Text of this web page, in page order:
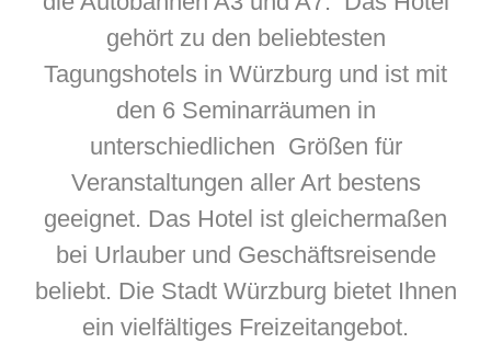
gehört zu den beliebtesten
Tagungshotels in Würzburg und ist mit
den 6 Seminarräumen in
unterschiedlichen Größen für
Veranstaltungen aller Art bestens
geeignet. Das Hotel ist gleichermaßen
bei Urlauber und Geschäftsreisende
beliebt. Die Stadt Würzburg bietet Ihnen
ein vielfältiges Freizeitangebot.